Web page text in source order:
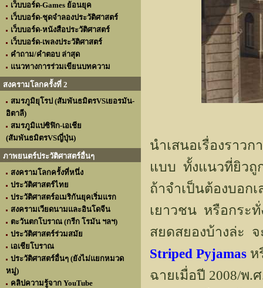
เว็บบอร์ด-Games ย้อนยุค
เว็บบอร์ด-ชุดจำลองประวัติศาสตร์
เว็บบอร์ด-หนังสือประวัติศาสตร์
เว็บบอร์ด-เพลงประวัติศาสตร์
คำถาม/คำตอบ ล่าสุด
แนวทางการร่วมเขียนบทความ
สงครามโลกครั้งที่ 2
สมรภูมิยุโรป (สัมพันธมิตรVSเยอรมัน-
อิตาลี)
สมรภูมิแปซิฟิก-เอเชีย
(สัมพันธมิตรVSญี่ปุ่น)
ภาพยนตร์ประวัติศาสตร์อื่นๆ
สงครามโลกครั้งที่หนึ่ง
ประวัติศาสตร์ไทย
ประวัติศาสตร์อเมริกันยุคเริ่มแรก
สงครามเวียดนามและอินโดจีน
ตะวันตกโบราณ (กรีก โรมัน ฯลฯ)
ประวัติศาสตร์ร่วมสมัย
เอเชียโบราณ
ประวัติศาสตร์อื่นๆ (ยังไม่แยกหมวด
หมู่)
คลิปความรู้จาก YouTube
นำเสนอเรื่องราว
แบบ ทั้งแนวที่ยิวถู
ถ้าจำเป็นต้องบอก
เยาวชน หรือกระ
สยดสยองบ้างล่ะ
Striped Pyjamas ห
ฉายเมื่อปี 2008/พ